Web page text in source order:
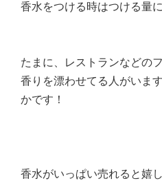
香水をつける時はつける量
たまに、レストランなどの
香りを漂わせてる人がいま
かです！
香水がいっぱい売れると嬉